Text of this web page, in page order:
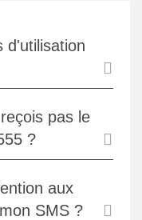
d'utilisation
pas le
?
aux
SMS ?